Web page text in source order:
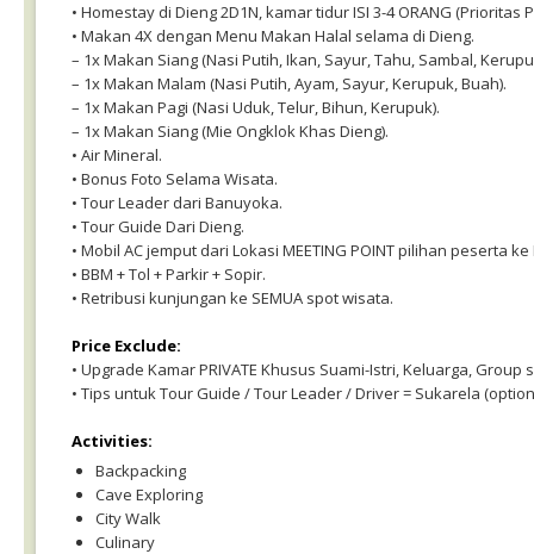
• Homestay di Dieng 2D1N, kamar tidur ISI 3-4 ORANG
• Makan 4X dengan Menu Makan Halal selama di Dieng.
– 1x Makan Siang (Nasi Putih, Ikan, Sayur, Tahu, Sambal,
– 1x Makan Malam (Nasi Putih, Ayam, Sayur, Kerupuk, Buah).
– 1x Makan Pagi (Nasi Uduk, Telur, Bihun, Kerupuk).
– 1x Makan Siang (Mie Ongklok Khas Dieng).
• Air Mineral.
• Bonus Foto Selama Wisata.
• Tour Leader dari Banuyoka.
• Tour Guide Dari Dieng.
• Mobil AC jemput dari Lokasi MEETING POINT pilihan peserta ke
• BBM + Tol + Parkir + Sopir.
• Retribusi kunjungan ke SEMUA spot wisata.
Price Exclude:
• Upgrade Kamar PRIVATE Khusus Suami-Istri, Keluarga,
• Tips untuk Tour Guide / Tour Leader / Driver = Sukarela
Activities:
Backpacking
Cave Exploring
City Walk
Culinary